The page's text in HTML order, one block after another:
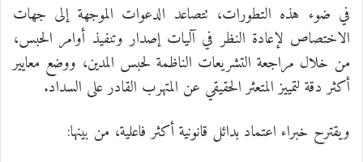
في ضوء هذه التطورات، تتصاعد الدعوات الموجهة إلى جهات
الاختصاص لإعادة النظر في آليات إصدار وتنفيذ أوامر الحبس،
من خلال مراجعة التشريعات الناظمة لحبس المدين، ووضع معايير
أكثر دقة لتمييز المتعثر الحقيقي عن المتهرب القادر على السداد.
ويقترح خبراء اعتماد بدائل قانونية أكثر فاعلية، من بينها: